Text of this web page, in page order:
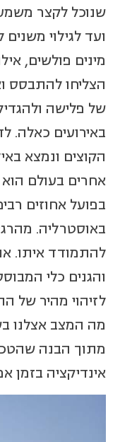
שנוכל לקצר
ועד לגילוי
מינים פולשים,
הצליחו להתבסס
של פלישה
באירועים כאלה.
הקוצים ונמצא
אחרים בעולם
בפועל אחוזים
באוסטרליה.
להתמודד איתו.
והגנים כלי
לזיהוי מהיר של
מה המצב אצלנו
מתוך הבנה
אינדיקציה בזמן